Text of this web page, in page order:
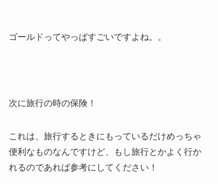
ゴールドってやっぱすごいですよね。。
次に旅行の時の保険！
これは、旅行するときにもっているだけめっちゃ
便利なものなんですけど、もし旅行とかよく行か
れるのであれば参考にしてください！